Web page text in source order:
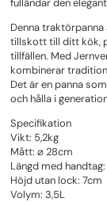
Denna
tillskott till ditt kök,
tillfällen. Med
kombinerar
Det är en panna
och hålla i
Specifikation
Vikt: 5,2kg
Mått: ⌀ 28cm
Längd med
Höjd utan lock: 7cm
Volym: 3,5L